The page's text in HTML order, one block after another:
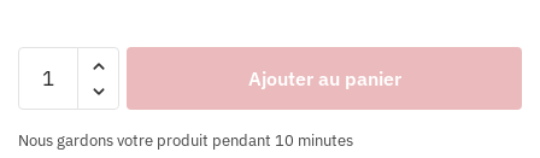
Ajouter au panier
Nous gardons votre produit pendant 10 minutes